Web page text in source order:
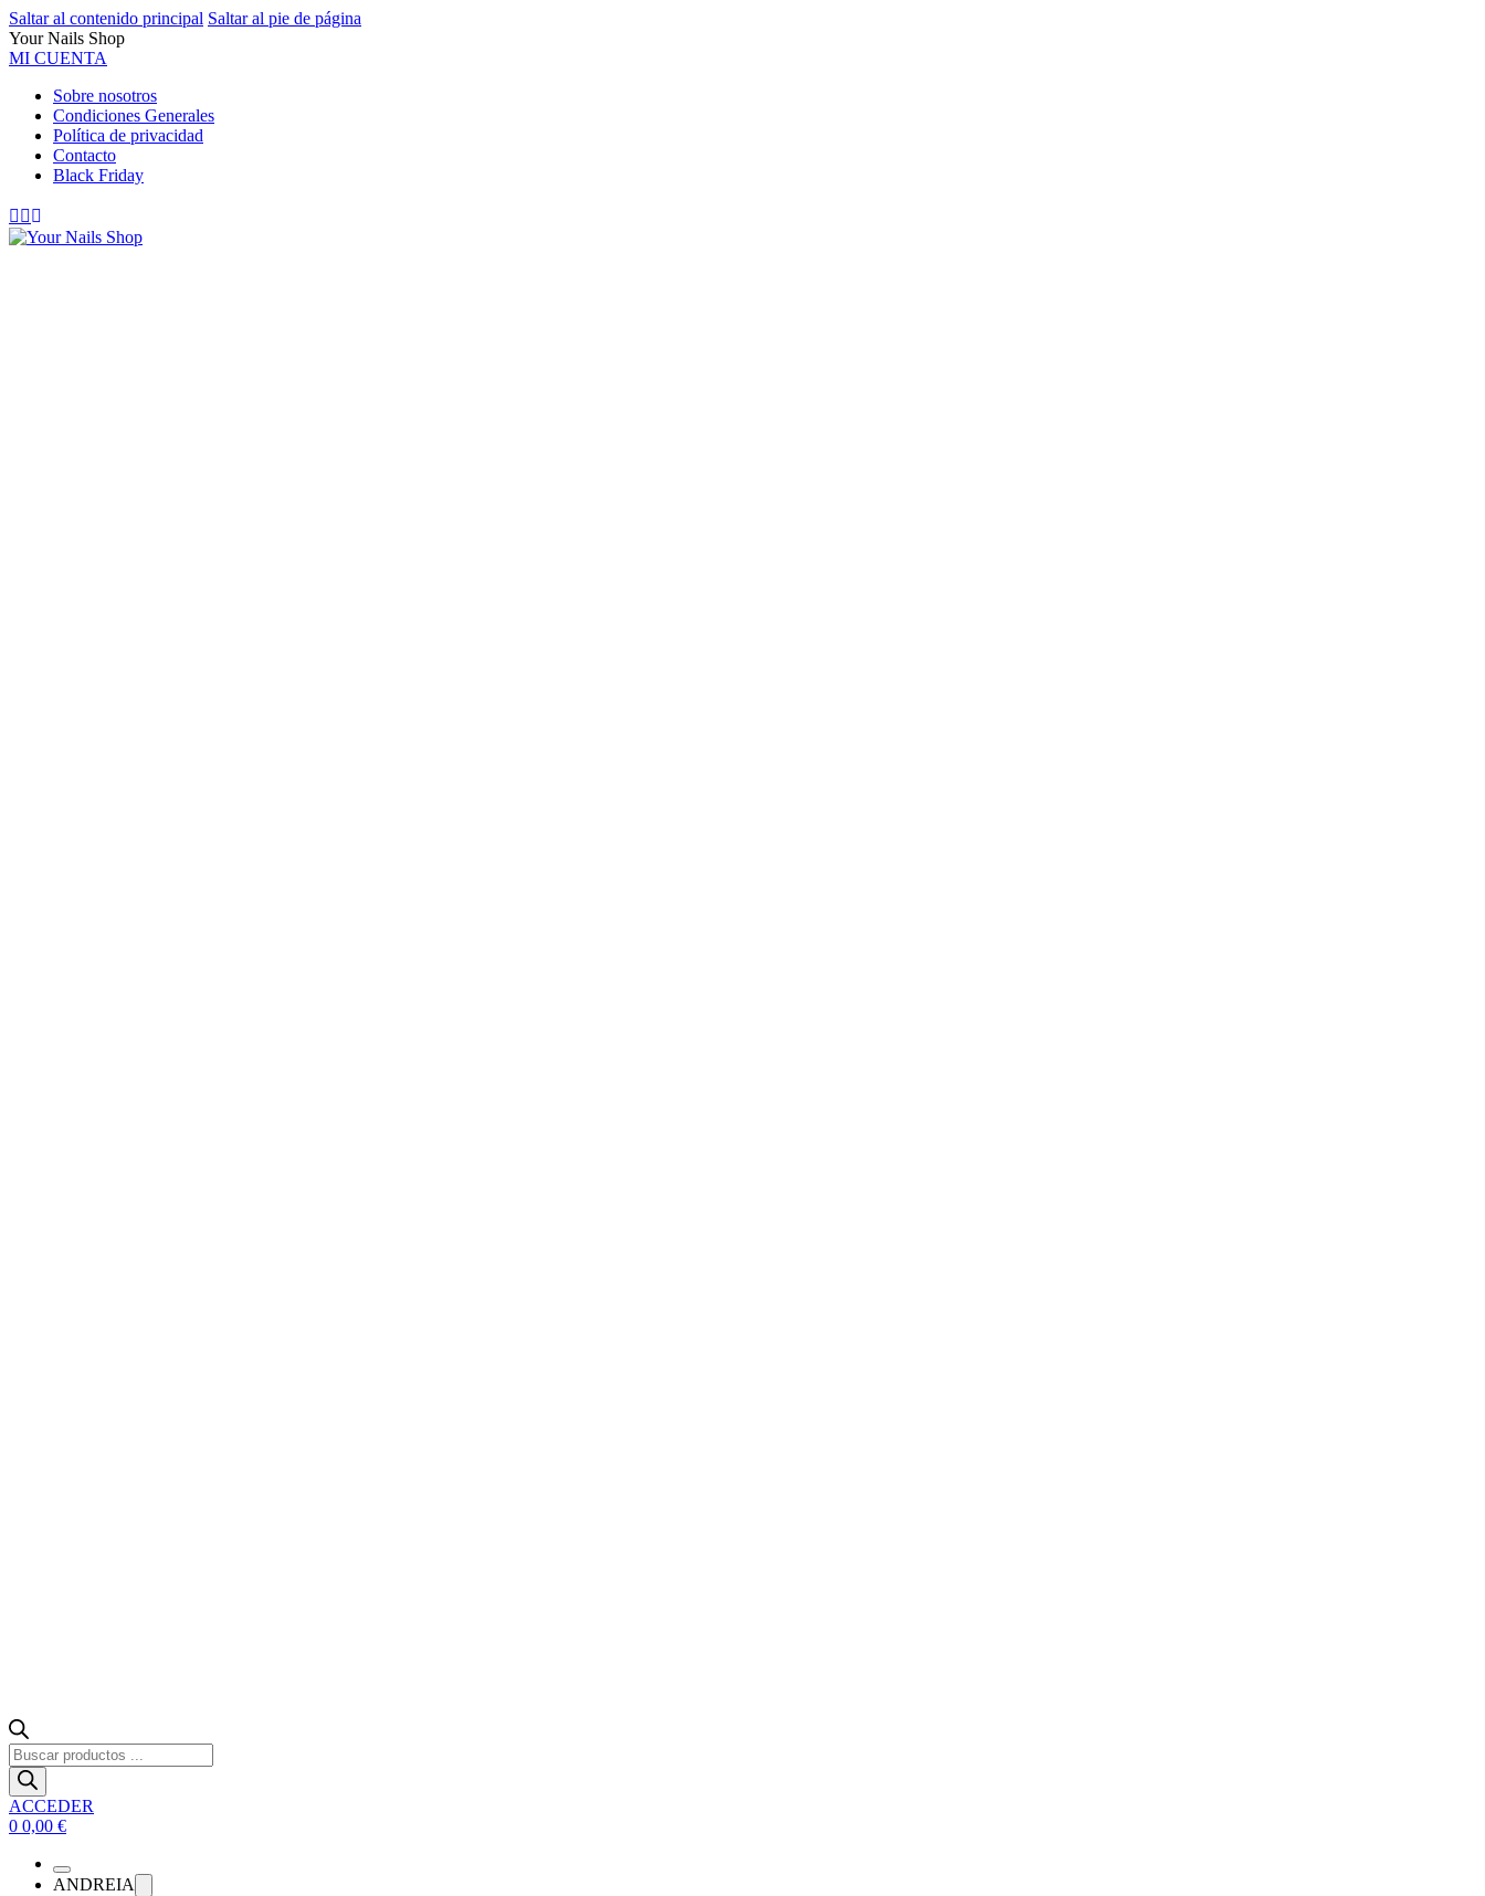
Saltar al contenido principal Saltar al pie de página
Your Nails Shop
MI CUENTA
Sobre nosotros
Condiciones Generales
Política de privacidad
Contacto
Black Friday
Búsqueda
de
productos
ACCEDER
0 0,00 €
ANDREIA